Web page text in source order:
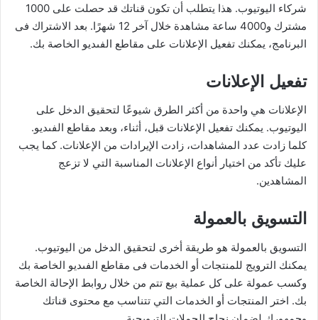
شركاء اليوتيوب. هذا يتطلب أن تكون قناتك قد حصلت على 1000
مشترك و4000 ساعة مشاهدة خلال آخر 12 شهرًا. بعد الاشتراك فى
البرنامج، يمكنك تفعيل الإعلانات على مقاطع الفىديو الخاصة بك.
تفعيل الإعلانات
الإعلانات هي واحدة من أكثر الطرق شيوعًا لتحقيق الدخل على
اليوتيوب. يمكنك تفعيل الإعلانات قبل، أثناء، وبعد مقاطع الفىديو.
كلما زادت عدد المشاهدات، زادت الإيرادات من الإعلانات. كما يجب
عليك تأكد من اختيار أنواع الإعلانات المناسبة التي لا تزعج
المشاهدين.
التسويق بالعمولة
التسويق بالعمولة هو طريقة أخرى لتحقيق الدخل من اليوتيوب.
يمكنك الترويج للمنتجات أو الخدمات فى مقاطع الفىديو الخاصة بك
وكسب عمولة على كل عملية بيع تتم من خلال روابط الإحالة الخاصة
بك. اختر المنتجات أو الخدمات التي تتناسب مع محتوى قناتك